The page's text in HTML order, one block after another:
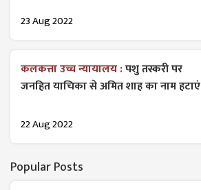
23 Aug 2022
कलकत्ता उच्च न्यायालय :पशु तस्करी पर
जनहित याचिका से अमित शाह का नाम हटाएं
22 Aug 2022
Popular Posts